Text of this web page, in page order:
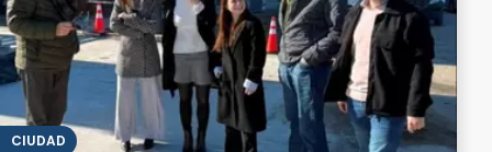
CIUDAD